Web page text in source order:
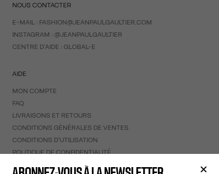
NOUS CONTACTER
E-MAIL : FASHION@JEANPAULGAULTIER.COM
INSTAGRAM : @JEANPAULGAULTIER
CENTRE D'AIDE : GLOBAL-E
AIDE
MON COMPTE
FAQ
LIVRAISONS ET RETOURS
CONDITIONS GÉNÉRALES DE VENTES
CONDITIONS D'UTILISATION
POLITIQUE DE CONFIDENTIALITÉ
FORMULAIRE DE RÉTRACTATION